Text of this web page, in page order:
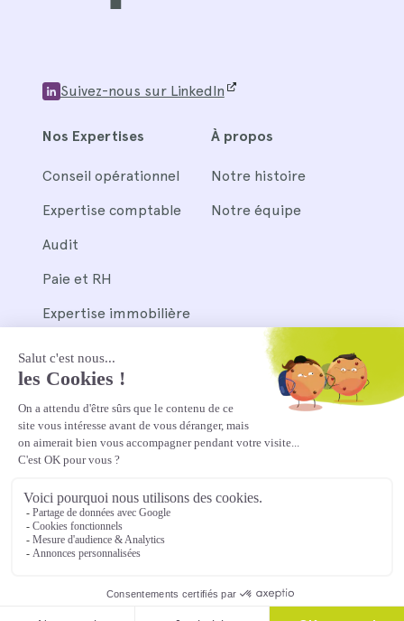
Suivez-nous sur LinkedIn
Nos Expertises
Conseil opérationnel
Expertise comptable
Audit
Paie et RH
Expertise immobilière
À propos
Notre histoire
Notre équipe
Nos outils
Pennylane
Silae et Wagyz
Plan du site Mentions légales